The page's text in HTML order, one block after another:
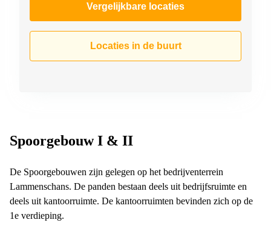
Vergelijkbare locaties
Locaties in de buurt
Spoorgebouw I & II
De Spoorgebouwen zijn gelegen op het bedrijventerrein
Lammenschans. De panden bestaan deels uit bedrijfsruimte en
deels uit kantoorruimte. De kantoorruimten bevinden zich op de
1e verdieping.